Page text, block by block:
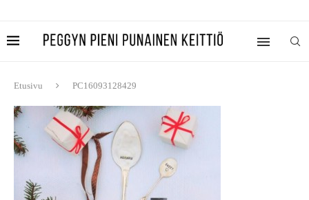
Etusivu PC16093128429